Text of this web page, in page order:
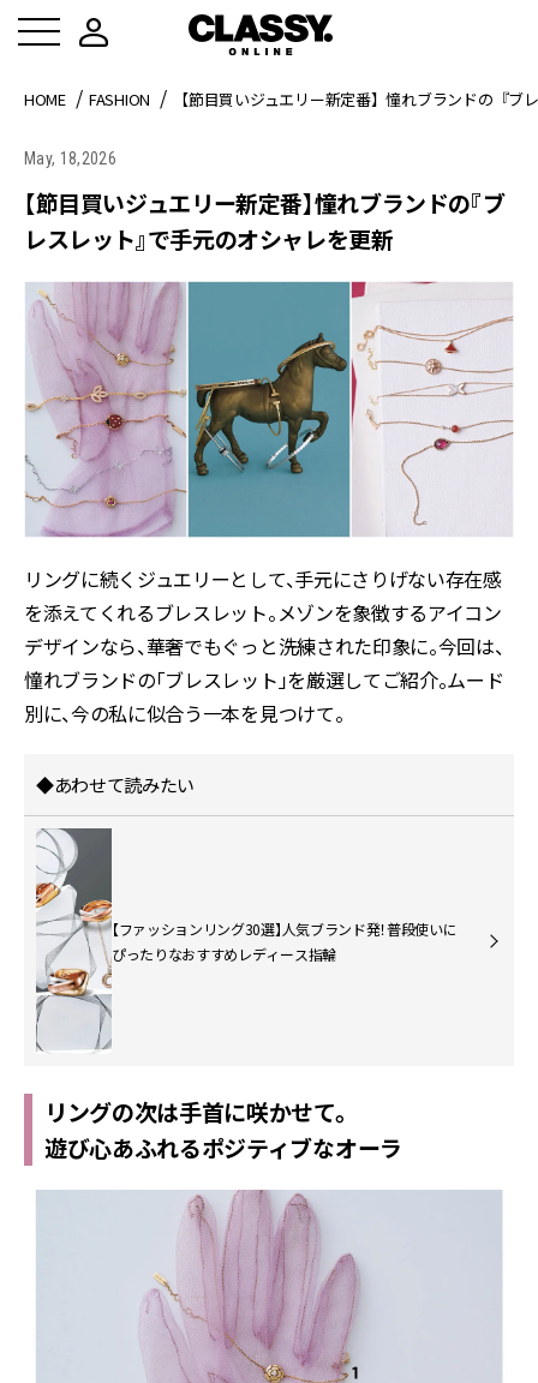
HOME FASHION 【節目買いジュエリー新定番】憧れブランドの『
May, 18,2026
【節目買いジュエリー新定番】憧れブランドの『ブ
レスレット』で手元のオシャレを更新
リングに続くジュエリーとして、手元にさりげない存在感
を添えてくれるブレスレット。メゾンを象徴するアイコン
デザインなら、華奢でもぐっと洗練された印象に。今回は、
憧れブランドの「ブレスレット」を厳選してご紹介。ムード
別に、今の私に似合う一本を見つけて。
◆あわせて読みたい
【ファッションリング30選】人気ブランド発！普段使いに
ぴったりなおすすめレディース指輪
リングの次は手首に咲かせて。
遊び心あふれるポジティブなオーラ